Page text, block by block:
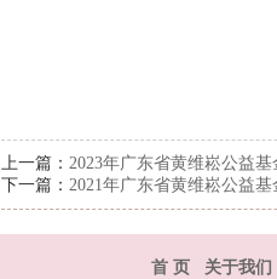
上一篇： 2023年广东省黄维崧公益
下一篇： 2021年广东省黄维崧公益
首 页
关于我们